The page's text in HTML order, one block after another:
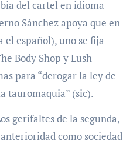
del cartel en idioma
Sánchez apoya que en
el español), uno se fija
Body Shop y Lush
para “derogar la ley de
tauromaquia” (sic).
gerifaltes de la segunda,
como sociedad